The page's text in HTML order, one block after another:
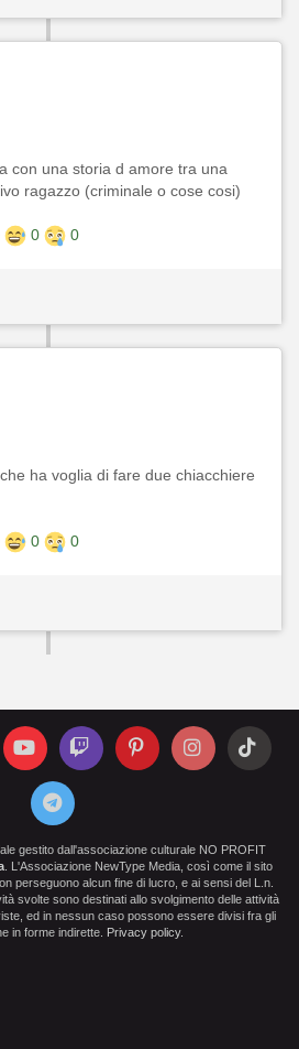
con una storia d amore tra una
ragazzo (criminale o cose cosi)
0 0
ha voglia di fare due chiacchiere
0 0
gestito dall'associazione culturale NO PROFIT
. L'Associazione NewType Media, così come il sito
perseguono alcun fine di lucro, e ai sensi del L.n.
svolte sono destinati allo svolgimento delle attività
ed in nessun caso possono essere divisi fra gli
in forme indirette. Privacy policy.